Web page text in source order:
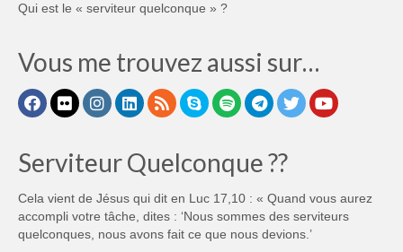
Qui est le « serviteur quelconque » ?
Vous me trouvez aussi sur…
Serviteur Quelconque ??
Cela vient de Jésus qui dit en Luc 17,10 : « Quand vous aurez
accompli votre tâche, dites : ‘Nous sommes des serviteurs
quelconques, nous avons fait ce que nous devions.’